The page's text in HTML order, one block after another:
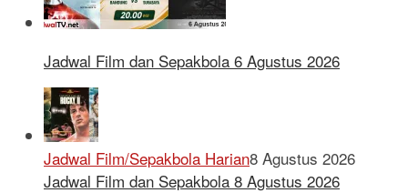
Jadwal Film dan Sepakbola 6 Agustus 2026
Jadwal Film/Sepakbola Harian8 Agustus 2026
Jadwal Film dan Sepakbola 8 Agustus 2026